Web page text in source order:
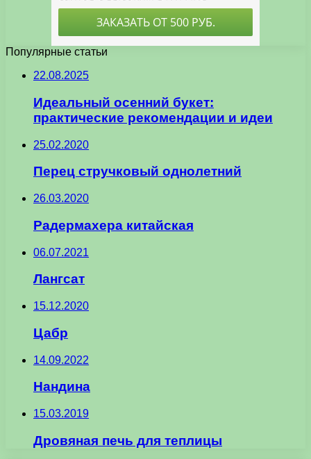
Популярные статьи
22.08.2025
Идеальный осенний букет:
практические рекомендации и идеи
25.02.2020
Перец стручковый однолетний
26.03.2020
Радермахера китайская
06.07.2021
Лангсат
15.12.2020
Цабр
14.09.2022
Нандина
15.03.2019
Дровяная печь для теплицы